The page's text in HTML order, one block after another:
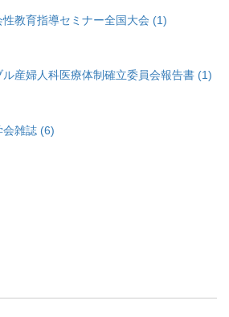
性教育指導セミナー全国大会 (1)
産婦人科医療体制確立委員会報告書 (1)
会雑誌 (6)